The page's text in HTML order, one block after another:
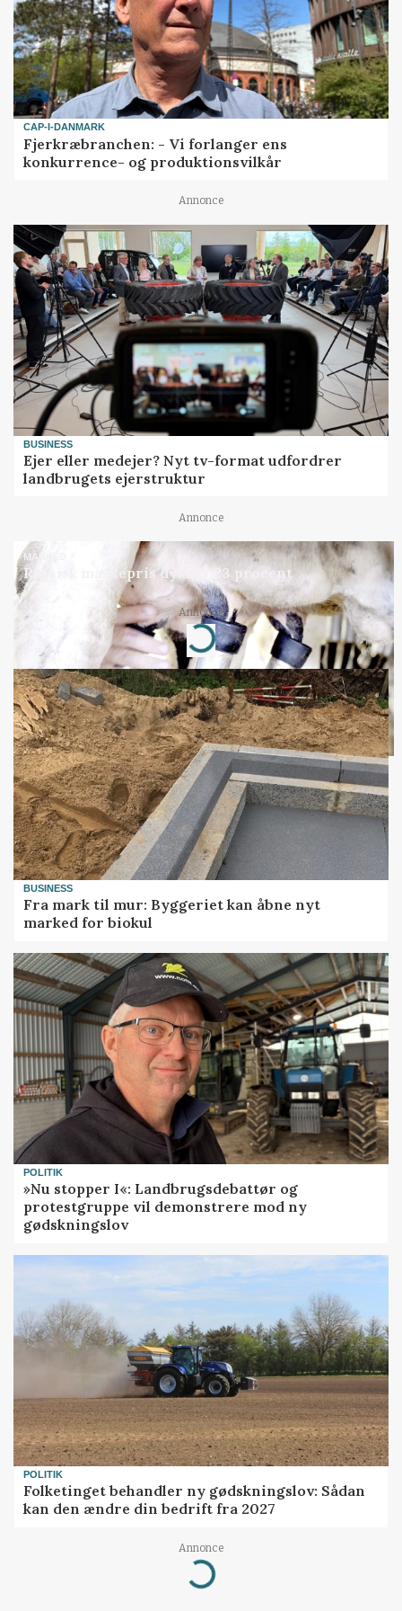
CAP-I-DANMARK
Fjerkræbranchen: - Vi forlanger ens
konkurrence- og produktionsvilkår
Annonce
BUSINESS
Ejer eller medejer? Nyt tv-format udfordrer
landbrugets ejerstruktur
Annonce
MARKED
Russisk mælkepris dykker 23 procent
Annonce
Loading...
BUSINESS
Fra mark til mur: Byggeriet kan åbne nyt
marked for biokul
POLITIK
»Nu stopper I«: Landbrugsdebattør og
protestgruppe vil demonstrere mod ny
gødskningslov
POLITIK
Folketinget behandler ny gødskningslov: Sådan
kan den ændre din bedrift fra 2027
Annonce
Loading...